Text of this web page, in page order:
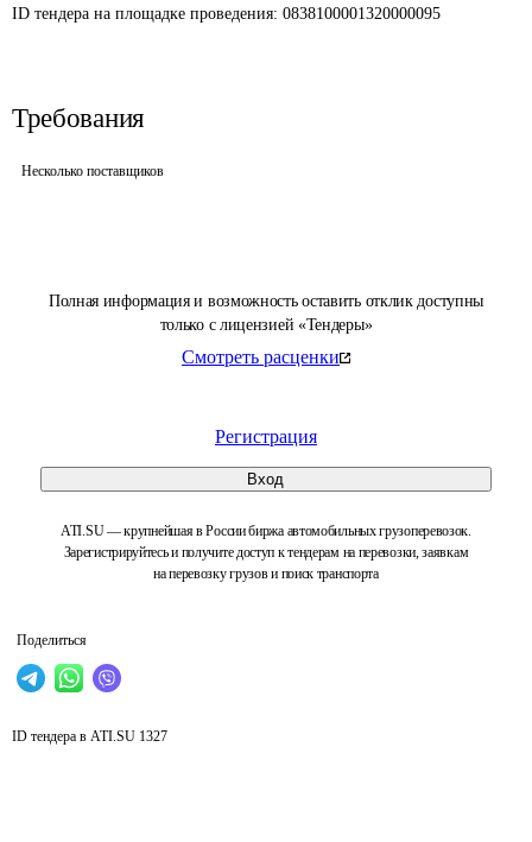
Полная информация и возможность оставить отклик доступны
только с лицензией «Тендеры»
Смотреть расценки
Регистрация
Вход
ATI.SU — крупнейшая в России биржа автомобильных грузоперевозок.
Зарегистрируйтесь и получите доступ к тендерам на перевозки, заявкам
на перевозку грузов и поиск транспорта
Поделиться
ID тендера на площадке проведения: 0838100001320000095
Требования
Несколько поставщиков
ID тендера в ATI.SU 1327